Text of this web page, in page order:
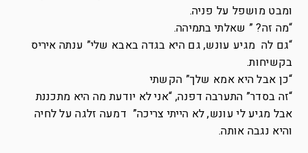
ומבט מושפל על פניה.
“מה זה? ” שאלתי בתמיהה.
“גם לה מגיע עונש, גם היא בגדה באבא שלי” ענתה איריס
בקשיחות.
“כן אבל היא אמא שלך” הקשתי
“זה בסדר” התערבה דפנה, “אני לא יודעת מה היא מתכננת
אבל מגיע לי עונש, לא הייתי צריכה” דמעה זלגה על לחיה
והיא נגבה אותה.